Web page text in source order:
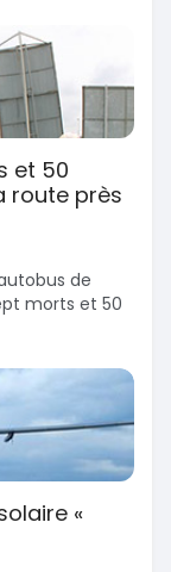
et 50
route près
de
morts et 50
«